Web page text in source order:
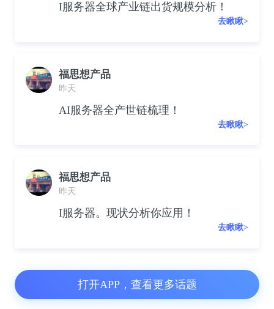
I服务器全球产业链出货规模分析！
去瞅瞅>
福思想产品
昨天
AI服务器全产世链梳理！
去瞅瞅>
福思想产品
昨天
I服务器。现状分析你应用！
去瞅瞅>
打开APP，查看更多话题